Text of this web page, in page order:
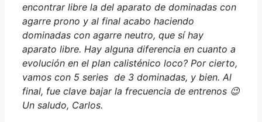
encontrar libre la del aparato de dominadas con
agarre prono y al final acabo haciendo
dominadas con agarre neutro, que sí hay
aparato libre. Hay alguna diferencia en cuanto a
evolución en el plan calisténico loco? Por cierto,
vamos con 5 series de 3 dominadas, y bien. Al
final, fue clave bajar la frecuencia de entrenos 😉
Un saludo, Carlos.